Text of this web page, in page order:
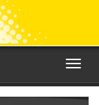
Toggle